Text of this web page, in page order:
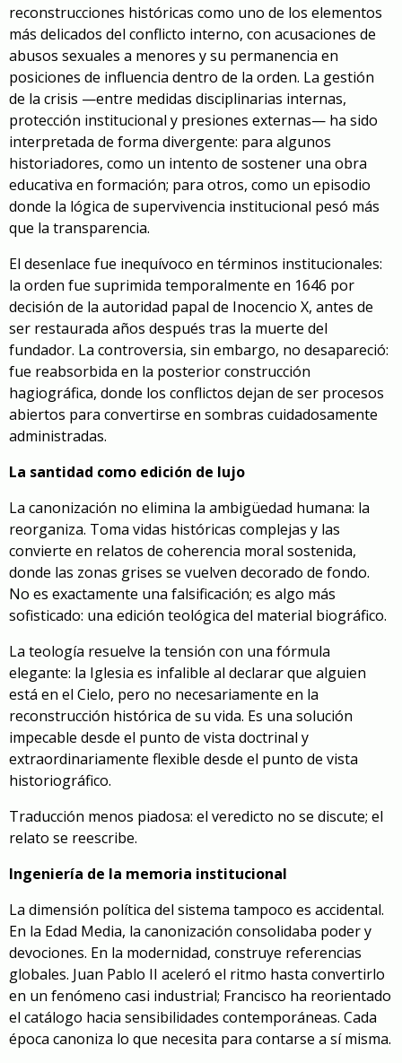
reconstrucciones históricas como uno de los elementos
más delicados del conflicto interno, con acusaciones de
abusos sexuales a menores y su permanencia en
posiciones de influencia dentro de la orden. La gestión
de la crisis —entre medidas disciplinarias internas,
protección institucional y presiones externas— ha sido
interpretada de forma divergente: para algunos
historiadores, como un intento de sostener una obra
educativa en formación; para otros, como un episodio
donde la lógica de supervivencia institucional pesó más
que la transparencia.
El desenlace fue inequívoco en términos institucionales:
la orden fue suprimida temporalmente en 1646 por
decisión de la autoridad papal de Inocencio X, antes de
ser restaurada años después tras la muerte del
fundador. La controversia, sin embargo, no desapareció:
fue reabsorbida en la posterior construcción
hagiográfica, donde los conflictos dejan de ser procesos
abiertos para convertirse en sombras cuidadosamente
administradas.
La santidad como edición de lujo
La canonización no elimina la ambigüedad humana: la
reorganiza. Toma vidas históricas complejas y las
convierte en relatos de coherencia moral sostenida,
donde las zonas grises se vuelven decorado de fondo.
No es exactamente una falsificación; es algo más
sofisticado: una edición teológica del material biográfico.
La teología resuelve la tensión con una fórmula
elegante: la Iglesia es infalible al declarar que alguien
está en el Cielo, pero no necesariamente en la
reconstrucción histórica de su vida. Es una solución
impecable desde el punto de vista doctrinal y
extraordinariamente flexible desde el punto de vista
historiográfico.
Traducción menos piadosa: el veredicto no se discute; el
relato se reescribe.
Ingeniería de la memoria institucional
La dimensión política del sistema tampoco es accidental.
En la Edad Media, la canonización consolidaba poder y
devociones. En la modernidad, construye referencias
globales. Juan Pablo II aceleró el ritmo hasta convertirlo
en un fenómeno casi industrial; Francisco ha reorientado
el catálogo hacia sensibilidades contemporáneas. Cada
época canoniza lo que necesita para contarse a sí misma.